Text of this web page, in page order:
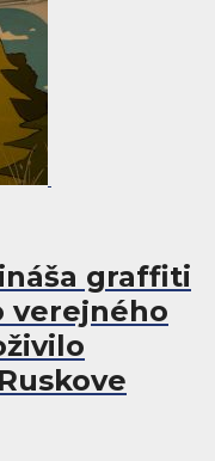
graffiti
verejného